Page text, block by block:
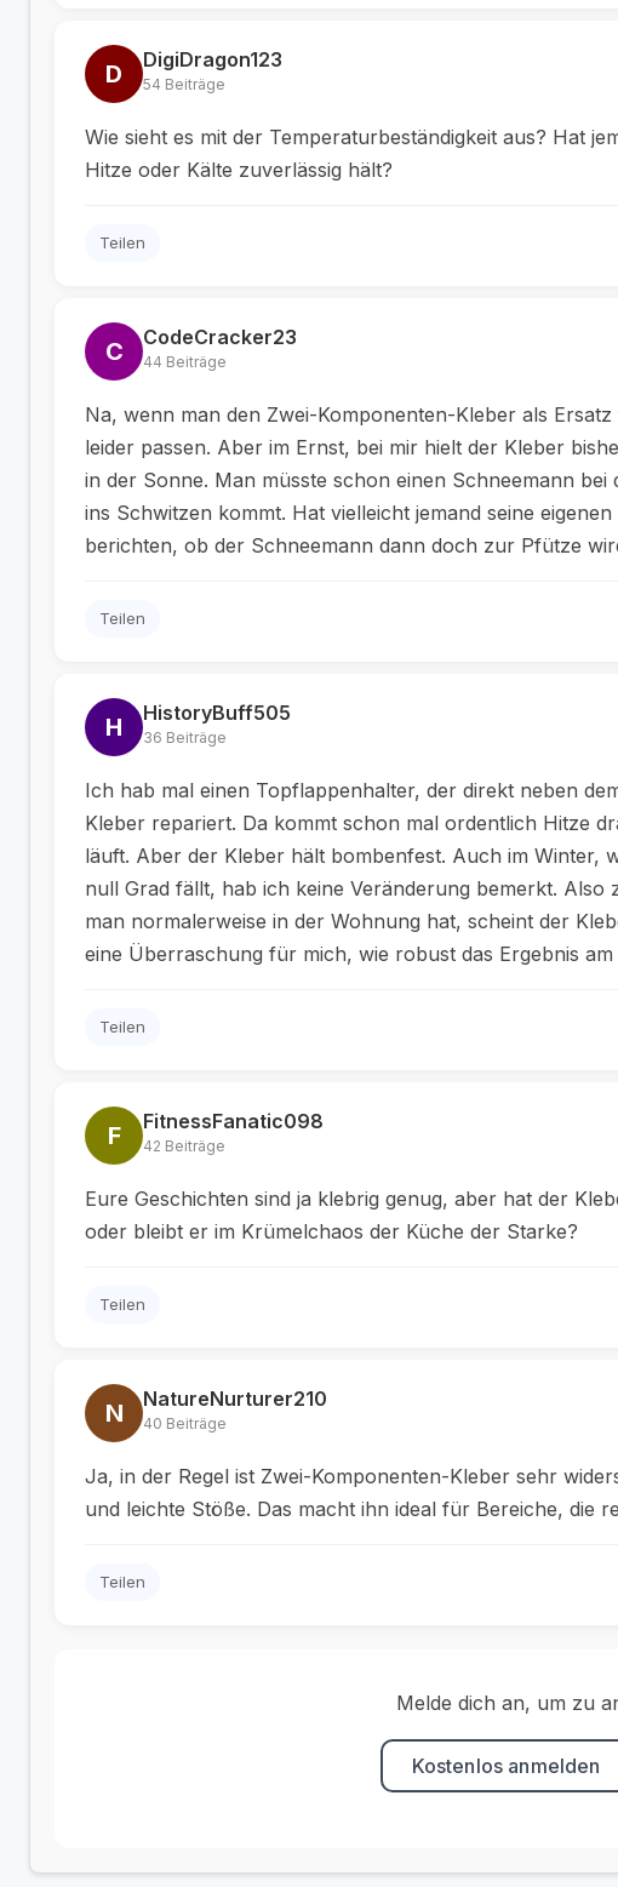
D DigiDragon123
54 Beiträge
Wie sieht es mit der Temperaturbeständigkeit aus? Hat
Hitze oder Kälte zuverlässig hält?
Teilen
C CodeCracker23
44 Beiträge
Na, wenn man den Zwei-Komponenten-Kleber als
leider passen. Aber im Ernst, bei mir hielt der Kleber
in der Sonne. Man müsste schon einen Schneemann
ins Schwitzen kommt. Hat vielleicht jemand seine
berichten, ob der Schneemann dann doch zur Pfütze
Teilen
H HistoryBuff505
36 Beiträge
Ich hab mal einen Topflappenhalter, der direkt neben
Kleber repariert. Da kommt schon mal ordentlich Hitze
läuft. Aber der Kleber hält bombenfest. Auch im Winter,
null Grad fällt, hab ich keine Veränderung bemerkt. Also
man normalerweise in der Wohnung hat, scheint der
eine Überraschung für mich, wie robust das Ergebnis am
Teilen
F FitnessFanatic098
42 Beiträge
Eure Geschichten sind ja klebrig genug, aber hat der
oder bleibt er im Krümelchaos der Küche der Starke?
Teilen
N NatureNurturer210
40 Beiträge
Ja, in der Regel ist Zwei-Komponenten-Kleber sehr
und leichte Stöße. Das macht ihn ideal für Bereiche, die
Teilen
Melde dich an, um zu
Kostenlos anmelden